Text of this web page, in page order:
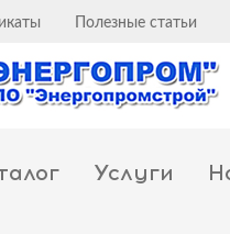
Полезные статьи
Услуги